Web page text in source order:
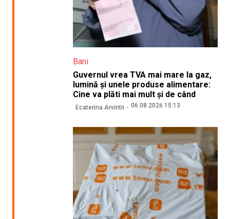
Bani
Guvernul vrea TVA mai mare la gaz,
lumină și unele produse alimentare:
Cine va plăti mai mult și de când
Ecaterina Arvintii 06.08.2026 15:13